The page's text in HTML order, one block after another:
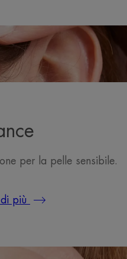
per la pelle sensibile.
più